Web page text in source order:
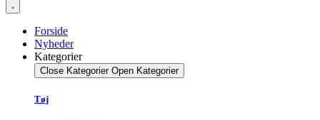
Forside
Nyheder
Kategorier
Close Kategorier Open Kategorier
Tøj